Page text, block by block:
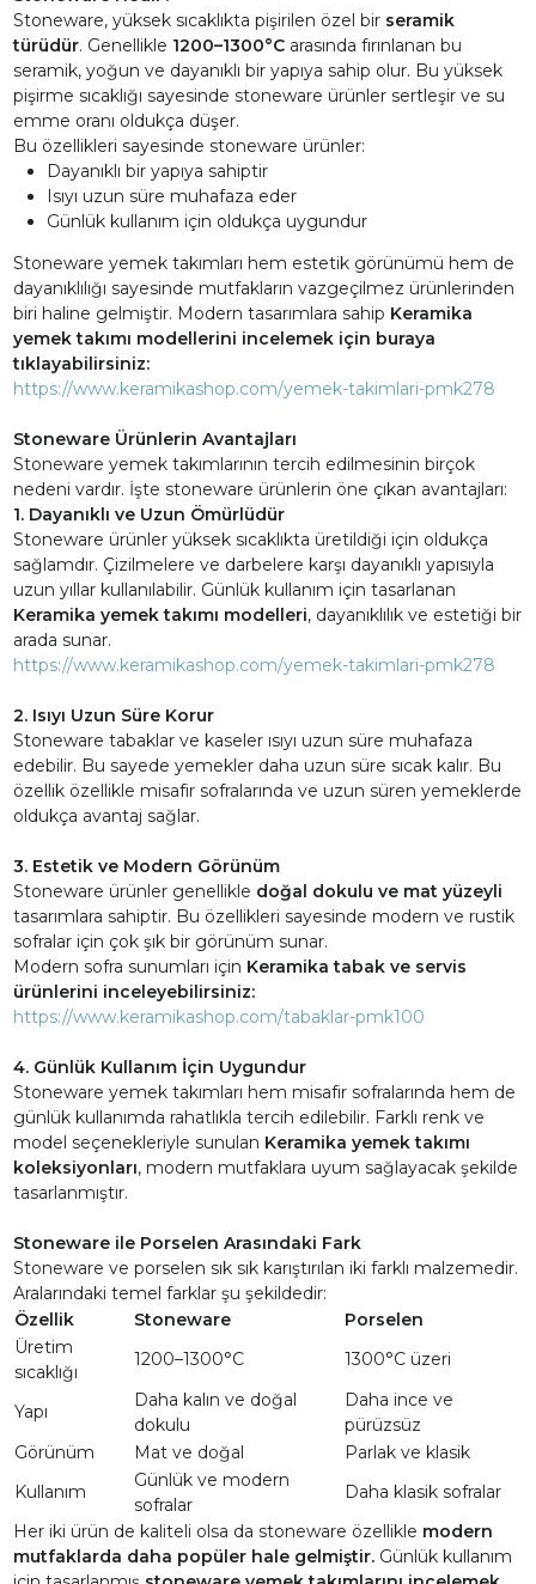
Stoneware, yüksek sıcaklıkta pişirilen özel bir seramik
türüdür. Genellikle 1200–1300°Carasında fırınlanan bu
seramik, yoğun ve dayanıklı bir yapıya sahip olur. Bu yüksek
pişirme sıcaklığı sayesinde stoneware ürünler sertleşir ve su
emme oranı oldukça düşer.
Bu özellikleri sayesinde stoneware ürünler:
Dayanıklı bir yapıya sahiptir
Isıyı uzun süre muhafaza eder
Günlük kullanım için oldukça uygundur
Stoneware yemek takımları hem estetik görünümü hem de
dayanıklılığı sayesinde mutfakların vazgeçilmez ürünlerinden
biri haline gelmiştir. Modern tasarımlara sahip Keramika
yemek takımı modellerini incelemek için buraya
tıklayabilirsiniz:
https://www.keramikashop.com/yemek-takimlari-pmk278
Stoneware Ürünlerin Avantajları
Stoneware yemek takımlarının tercih edilmesinin birçok
nedeni vardır. İşte stoneware ürünlerin öne çıkan avantajları:
1. Dayanıklı ve Uzun Ömürlüdür
Stoneware ürünler yüksek sıcaklıkta üretildiği için oldukça
sağlamdır. Çizilmelere ve darbelere karşı dayanıklı yapısıyla
uzun yıllar kullanılabilir. Günlük kullanım için tasarlanan
Keramika yemek takımı modelleri, dayanıklılık ve estetiği bir
arada sunar.
https://www.keramikashop.com/yemek-takimlari-pmk278
2. Isıyı Uzun Süre Korur
Stoneware tabaklar ve kaseler ısıyı uzun süre muhafaza
edebilir. Bu sayede yemekler daha uzun süre sıcak kalır. Bu
özellik özellikle misafir sofralarında ve uzun süren yemeklerde
oldukça avantaj sağlar.
3. Estetik ve Modern Görünüm
Stoneware ürünler genellikle doğal dokulu ve mat yüzeyli
tasarımlara sahiptir. Bu özellikleri sayesinde modern ve rustik
sofralar için çok şık bir görünüm sunar.
Modern sofra sunumları için Keramika tabak ve servis
ürünlerini inceleyebilirsiniz:
https://www.keramikashop.com/tabaklar-pmk100
4. Günlük Kullanım İçin Uygundur
Stoneware yemek takımları hem misafir sofralarında hem de
günlük kullanımda rahatlıkla tercih edilebilir. Farklı renk ve
model seçenekleriyle sunulan Keramika yemek takımı
koleksiyonları, modern mutfaklara uyum sağlayacak şekilde
tasarlanmıştır.
Stoneware ile Porselen Arasındaki Fark
Stoneware ve porselen sık sık karıştırılan iki farklı malzemedir.
Aralarındaki temel farklar şu şekildedir:
Özellik
Stoneware
Porselen
Üretim
sıcaklığı
1200–1300°C 1300°C üzeri
Yapı
Daha kalın ve doğal
dokulu
Daha ince ve
pürüzsüz
Görünüm
Mat ve doğal
Parlak ve klasik
Kullanım
Günlük ve modern
sofralar
Daha klasik sofralar
Her iki ürün de kaliteli olsa da stoneware özellikle modern
mutfaklarda daha popüler hale gelmiştir.Günlük kullanım